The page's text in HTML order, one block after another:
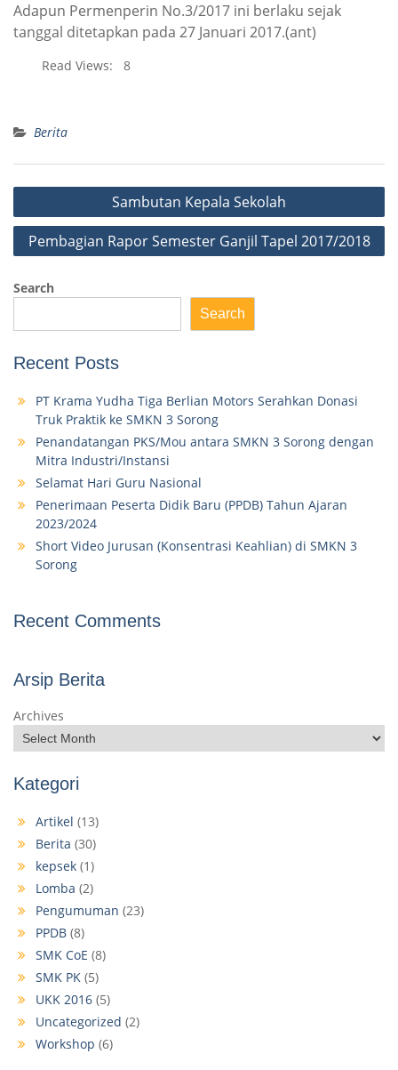
Adapun Permenperin No.3/2017 ini berlaku sejak
tanggal ditetapkan pada 27 Januari 2017.(ant)
Read Views: 8
Berita
Post
navigation
Sambutan Kepala Sekolah
Pembagian Rapor Semester Ganjil Tapel 2017/2018
Search
Search
Recent Posts
PT Krama Yudha Tiga Berlian Motors Serahkan Donasi
Truk Praktik ke SMKN 3 Sorong
Penandatangan PKS/Mou antara SMKN 3 Sorong dengan
Mitra Industri/Instansi
Selamat Hari Guru Nasional
Penerimaan Peserta Didik Baru (PPDB) Tahun Ajaran
2023/2024
Short Video Jurusan (Konsentrasi Keahlian) di SMKN 3
Sorong
Recent Comments
Arsip Berita
Archives
Kategori
Artikel (13)
Berita (30)
kepsek (1)
Lomba (2)
Pengumuman (23)
PPDB (8)
SMK CoE (8)
SMK PK (5)
UKK 2016 (5)
Uncategorized (2)
Workshop (6)